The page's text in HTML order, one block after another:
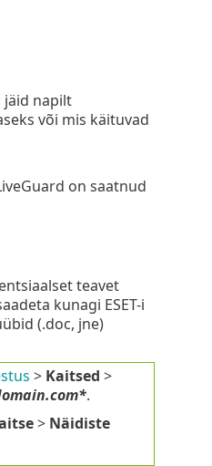
jäid napilt
või mis käituvad
on saatnud
teavet
kunagi ESET-i
(.doc, jne)
> Kaitsed >
.
> Näidiste